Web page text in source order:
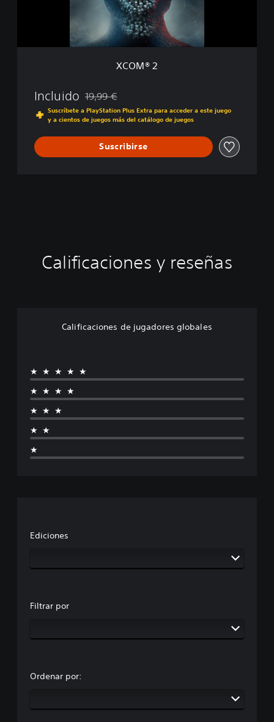
XCOM® 2
Incluido Rebajado del precio original de 19,99 €
19,99 €
Suscríbete a PlayStation Plus Extra para acceder a este juego
y a cientos de juegos más del catálogo de juegos
Suscribirse
Calificaciones y reseñas
Calificaciones de jugadores globales
★★★★★
★★★★
★★★
★★
★
Ediciones
Filtrar por
Ordenar por: